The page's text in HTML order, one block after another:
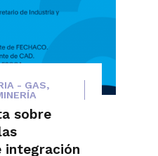
- GAS,
sobre
integración